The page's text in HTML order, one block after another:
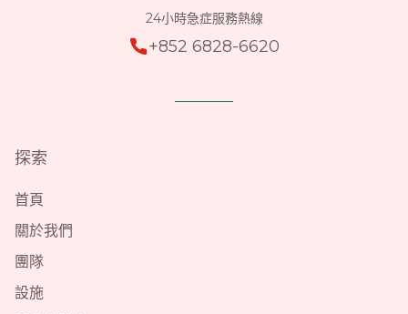
24小時急症服務熱線
+852 6828-6620
探索
首頁
關於我們
團隊
設施